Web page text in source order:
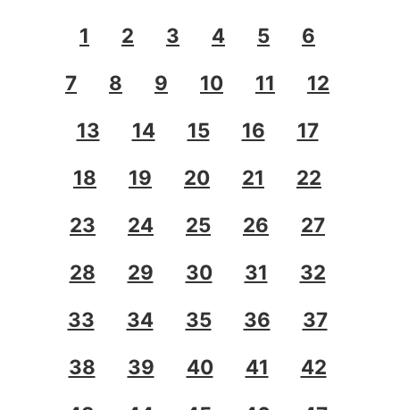
1 2 3 4 5
6
7
8 9 10 11
12
13
14 15 16
17
18
19 20 21
22
23
24 25 26
27
28
29 30 31
32
33
34 35 36
37
38
39 40 41
42